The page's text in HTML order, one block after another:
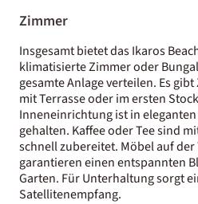
Zimmer
Insgesamt bietet das Ikaros
klimatisierte Zimmer oder
gesamte Anlage verteilen. Es
mit Terrasse oder im ersten
Inneneinrichtung ist in
gehalten. Kaffee oder Tee sind
schnell zubereitet. Möbel auf
garantieren einen entspannten
Garten. Für Unterhaltung sorgt
Satellitenempfang.